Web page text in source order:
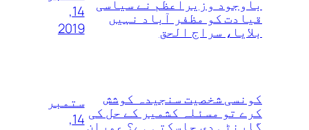
باوجود وزیراعظم نے سیاسی
قیادت کو مظفر آباد نہیں
بلایا، سراج الحق
14,
2019
کونسی شخصیت سنجیدہ کوشش
کرے تو مسئلہ کشمیر کے حل کی
گارنٹی دی جاسکتی ہے؟ عمران
ستمبر
14,